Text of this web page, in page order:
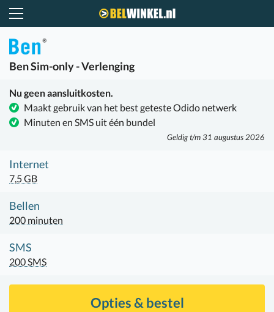
BenSim-only - Verlenging
Nu geen aansluitkosten.
Maakt gebruik van het best geteste Odido netwerk
Minuten en SMS uit één bundel
Geldig t/m 31 augustus 2026
Internet
7,5 GB
Bellen
200 minuten
SMS
200 SMS
Opties & bestel